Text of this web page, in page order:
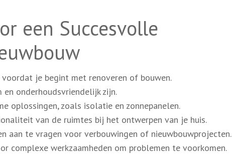
een Succesvolle
je begint met renoveren of bouwen.
onderhoudsvriendelijk zijn.
oplossingen, zoals isolatie en zonnepanelen.
van de ruimtes bij het ontwerpen van je huis.
aan te vragen voor verbouwingen of nieuwbouwprojecten.
complexe werkzaamheden om problemen te voorkomen.